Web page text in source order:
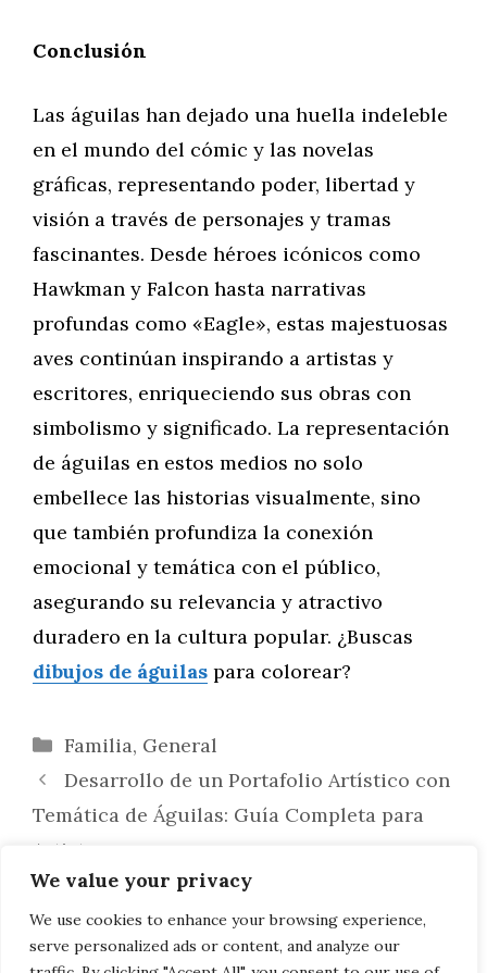
We value your privacy
We use cookies to enhance your browsing experience,
serve personalized ads or content, and analyze our
Conclusión
Las águilas han dejado una huella indeleble
en el mundo del cómic y las novelas
gráficas, representando poder, libertad y
visión a través de personajes y tramas
fascinantes. Desde héroes icónicos como
Hawkman y Falcon hasta narrativas
profundas como «Eagle», estas majestuosas
aves continúan inspirando a artistas y
escritores, enriqueciendo sus obras con
simbolismo y significado. La representación
de águilas en estos medios no solo
embellece las historias visualmente, sino
que también profundiza la conexión
emocional y temática con el público,
asegurando su relevancia y atractivo
duradero en la cultura popular. ¿Buscas
dibujos de águilas para colorear?
Categorías
Familia, General
Desarrollo de un Portafolio Artístico con
Temática de Águilas: Guía Completa para
Artistas
Tendencias en la Comercialización de
Imágenes de Águilas: De la Ropa a la
Decoración del Hogar